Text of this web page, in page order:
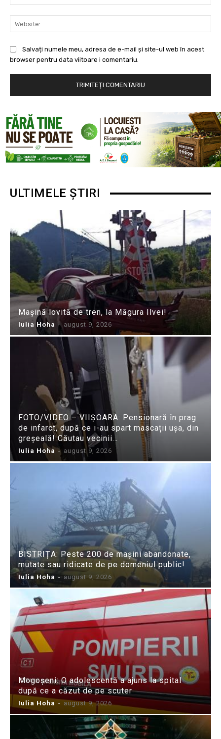
Salvați numele meu, adresa de e-mail și site-ul web în acest
browser pentru data viitoare i comentariu.
ULTIMELE ȘTIRI
Mașină lovită de tren, la Măgura Ilvei!
Iulia Hoha - august 9, 2026
FOTO/VIDEO – VIIȘOARA: Pensionară în prag
de infarct, după ce i-au spart mascații ușa, din
greșeală! Căutau vecinii…
Iulia Hoha - august 9, 2026
BISTRIȚA: Peste 200 de mașini abandonate,
mutate sau ridicate de pe domeniul public!
Iulia Hoha - august 9, 2026
Mogoșeni: O adolescentă a ajuns la spital
după ce a căzut de pe scuter
Iulia Hoha - august 9, 2026